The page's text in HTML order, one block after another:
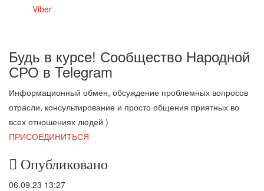
Viber
Будь в курсе! Сообщество Народной
СРО в Telegram
Информационный обмен, обсуждение проблемных вопросов
отрасли, консультирование и просто общения приятных во
всех отношениях людей )
ПРИСОЕДИНИТЬСЯ
Опубликовано
06.09.23 13:27